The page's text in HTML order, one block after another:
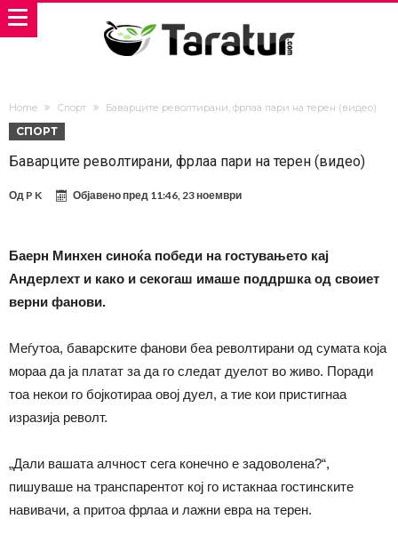
Home Спорт Баварците револтирани, фрлаа пари на терен (видео)
СПОРТ
Баварците револтирани, фрлаа пари на терен (видео)
Од P K Објавено пред 11:46, 23 ноември
Баерн Минхен синоќа победи на гостувањето кај
Андерлехт и како и секогаш имаше поддршка од своиет
верни фанови.
Меѓутоа, баварските фанови беа револтирани од сумата која
мораа да ја платат за да го следат дуелот во живо. Поради
тоа некои го бојкотираа овој дуел, а тие кои пристигнаа
изразија револт.
„Дали вашата алчност сега конечно е задоволена?“,
пишуваше на транспарентот кој го истакнаа гостинските
навивачи, а притоа фрлаа и лажни евра на терен.